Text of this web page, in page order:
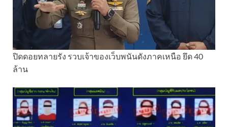
ปิดดอยทลายรัง รวบเจ้าของเว็บพนันดังภาคเหนือ ยึด 40
ล้าน